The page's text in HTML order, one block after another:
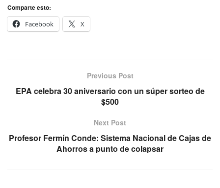
Comparte esto:
Facebook
X
Previous Post
EPA celebra 30 aniversario con un súper sorteo de
$500
Next Post
Profesor Fermín Conde: Sistema Nacional de Cajas de
Ahorros a punto de colapsar